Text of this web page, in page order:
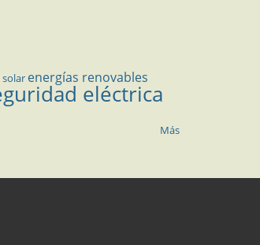
solar energías renovables
eléctrica
Más